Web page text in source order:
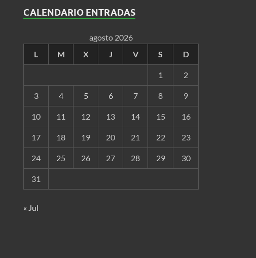
CALENDARIO ENTRADAS
agosto 2026
L
M X J V S D
1 2
3 4 5 6 7 8 9
10 11 12 13 14 15 16
17 18 19 20 21 22 23
24 25 26 27 28 29 30
31
« Jul